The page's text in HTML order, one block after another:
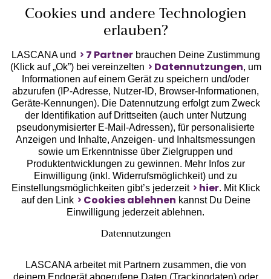
Geprüfte Sicherheit
Unsere Apps
Cookies und andere Technologien
erlauben?
LASCANA und 7 Partnerbrauchen Deine Zustimmung
(Klick auf „Ok”) bei vereinzelten
Datennutzungen, um
Informationen auf einem Gerät zu speichern und/oder
abzurufen (IP-Adresse, Nutzer-ID, Browser-Informationen,
Geräte-Kennungen). Die Datennutzung erfolgt zum Zweck
der Identifikation auf Drittseiten (auch unter Nutzung
pseudonymisierter E-Mail-Adressen), für personalisierte
Anzeigen und Inhalte, Anzeigen- und Inhaltsmessungen
sowie um Erkenntnisse über Zielgruppen und
Produktentwicklungen zu gewinnen. Mehr Infos zur
Einwilligung (inkl. Widerrufsmöglichkeit) und zu
Einstellungsmöglichkeiten gibt’s jederzeit
hier. Mit Klick
auf den Link
Cookies ablehnen kannst Du Deine
Einwilligung jederzeit ablehnen.
Datennutzungen
LASCANA arbeitet mit Partnern zusammen, die von